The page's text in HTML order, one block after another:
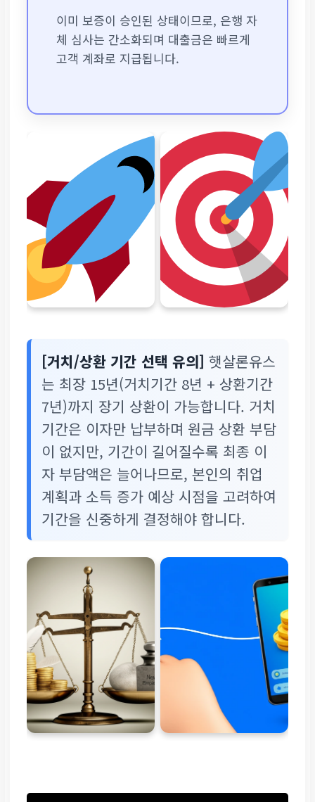
이미 보증이 승인된 상태이므로, 은행 자
체 심사는 간소화되며 대출금은 빠르게
고객 계좌로 지급됩니다.
[거치/상환 기간 선택 유의] 햇살론유스
는 최장 15년(거치기간 8년 + 상환기간
7년)까지 장기 상환이 가능합니다. 거치
기간은 이자만 납부하며 원금 상환 부담
이 없지만, 기간이 길어질수록 최종 이
자 부담액은 늘어나므로, 본인의 취업
계획과 소득 증가 예상 시점을 고려하여
기간을 신중하게 결정해야 합니다.